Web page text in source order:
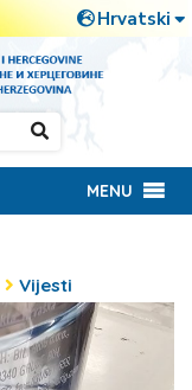
MENU
Vijesti